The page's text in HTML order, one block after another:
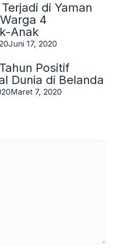
di Yaman
4
Anak
Juni 17, 2020
Positif
Dunia di Belanda
Maret 7, 2020